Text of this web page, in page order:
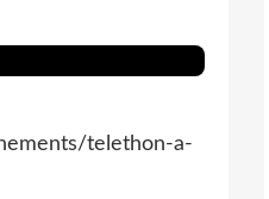
telethon-a-